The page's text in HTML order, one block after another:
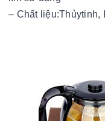
– Chất liệu:Thủytinh,